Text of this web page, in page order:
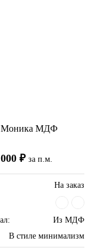
Моника МДФ
₽ за п.м.
На заказ
Из МДФ
В стиле минимализм